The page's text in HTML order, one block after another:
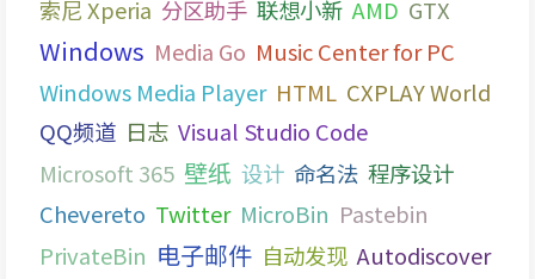
索尼 Xperia 分区助手 联想小新 AMD GTX
Windows Media Go Music Center for PC
Windows Media Player HTML CXPLAY World
QQ频道 日志 Visual Studio Code
Microsoft 365 壁纸 设计 命名法 程序设计
Chevereto Twitter MicroBin Pastebin
PrivateBin 电子邮件 自动发现 Autodiscover